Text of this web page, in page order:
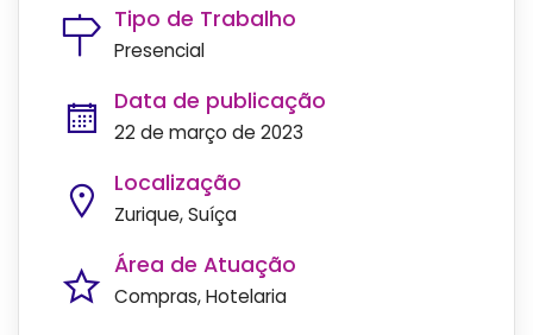
Tipo de Trabalho
Presencial
Data de publicação
22 de março de 2023
Localização
Zurique, Suíça
Área de Atuação
Compras Hotelaria